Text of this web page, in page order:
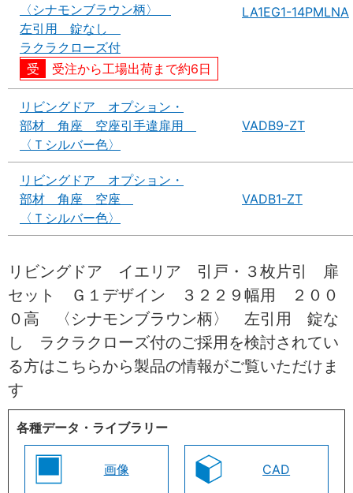
〈シナモンブラウン柄〉
左引用 錠なし
ラクラクローズ付
受注から工場出荷まで約6日
LA1EG1-14PMLNA
リビングドア オプション・
部材 角座 空座引手違扉用
〈Ｔシルバー色〉
VADB9-ZT
リビングドア オプション・
部材 角座 空座
〈Ｔシルバー色〉
VADB1-ZT
リビングドア イエリア 引戸・３枚片引 扉
セット Ｇ１デザイン ３２２９幅用 ２００
０高 〈シナモンブラウン柄〉 左引用 錠な
し ラクラクローズ付のご採用を検討されてい
る方はこちらから製品の情報がご覧いただけま
す
各種データ・ライブラリー
画像 CAD